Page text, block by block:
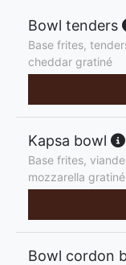
Bowl tenders
Base frites,
cheddar gratiné
Kapsa bowl
Base frites,
mozzarella gratiné
Bowl cordon